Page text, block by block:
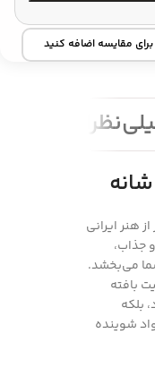
برای مقایسه اضافه کنید
نظرات (0)
از هنر ایرانی
جذاب،
می‌بخشد.
بافته
بلکه
شوینده